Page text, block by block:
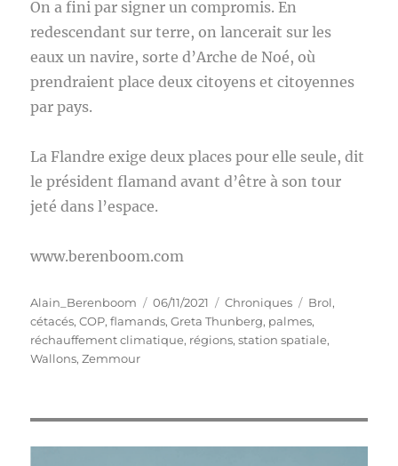
On a fini par signer un compromis. En
redescendant sur terre, on lancerait sur les
eaux un navire, sorte d’Arche de Noé, où
prendraient place deux citoyens et citoyennes
par pays.
La Flandre exige deux places pour elle seule, dit
le président flamand avant d’être à son tour
jeté dans l’espace.
www.berenboom.com
Auteur
Alain_Berenboom
Publié
le
06/11/2021 Catégories
Chroniques Étiquettes
Brol,
cétacés,COP,flamands,Greta Thunberg, palmes,
réchauffement climatique, régions,station spatiale,
Wallons,Zemmour